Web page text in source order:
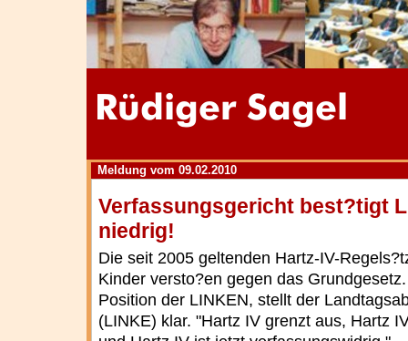
Meldung vom 09.02.2010
Verfassungsgericht best?tigt
niedrig!
Die seit 2005 geltenden Hartz-IV-
Kinder versto?en gegen das
Position der LINKEN, stellt der
(LINKE) klar. "Hartz IV grenzt aus, Hartz